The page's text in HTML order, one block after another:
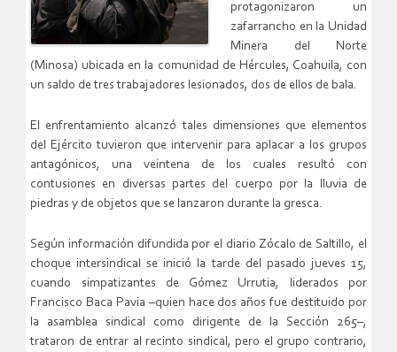
protagonizaron un
zafarrancho en la Unidad
Minera del Norte
(Minosa) ubicada en la comunidad de Hércules, Coahuila, con
un saldo de tres trabajadores lesionados, dos de ellos de bala.
El enfrentamiento alcanzó tales dimensiones que elementos
del Ejército tuvieron que intervenir para aplacar a los grupos
antagónicos, una veintena de los cuales resultó con
contusiones en diversas partes del cuerpo por la lluvia de
piedras y de objetos que se lanzaron durante la gresca.
Según información difundida por el diario Zócalo de Saltillo, el
choque intersindical se inició la tarde del pasado jueves 15,
cuando simpatizantes de Gómez Urrutia, liderados por
Francisco Baca Pavia –quien hace dos años fue destituido por
la asamblea sindical como dirigente de la Sección 265–,
trataron de entrar al recinto sindical, pero el grupo contrario,